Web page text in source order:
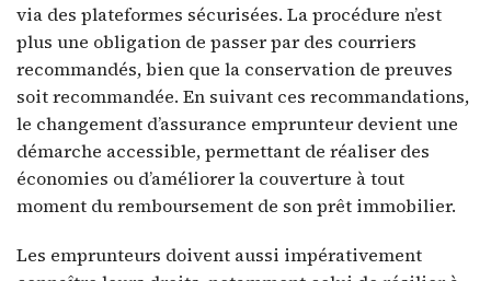
via des plateformes sécurisées. La procédure n’est
plus une obligation de passer par des courriers
recommandés, bien que la conservation de preuves
soit recommandée. En suivant ces recommandations,
le changement d’assurance emprunteur devient une
démarche accessible, permettant de réaliser des
économies ou d’améliorer la couverture à tout
moment du remboursement de son prêt immobilier.
Les emprunteurs doivent aussi impérativement